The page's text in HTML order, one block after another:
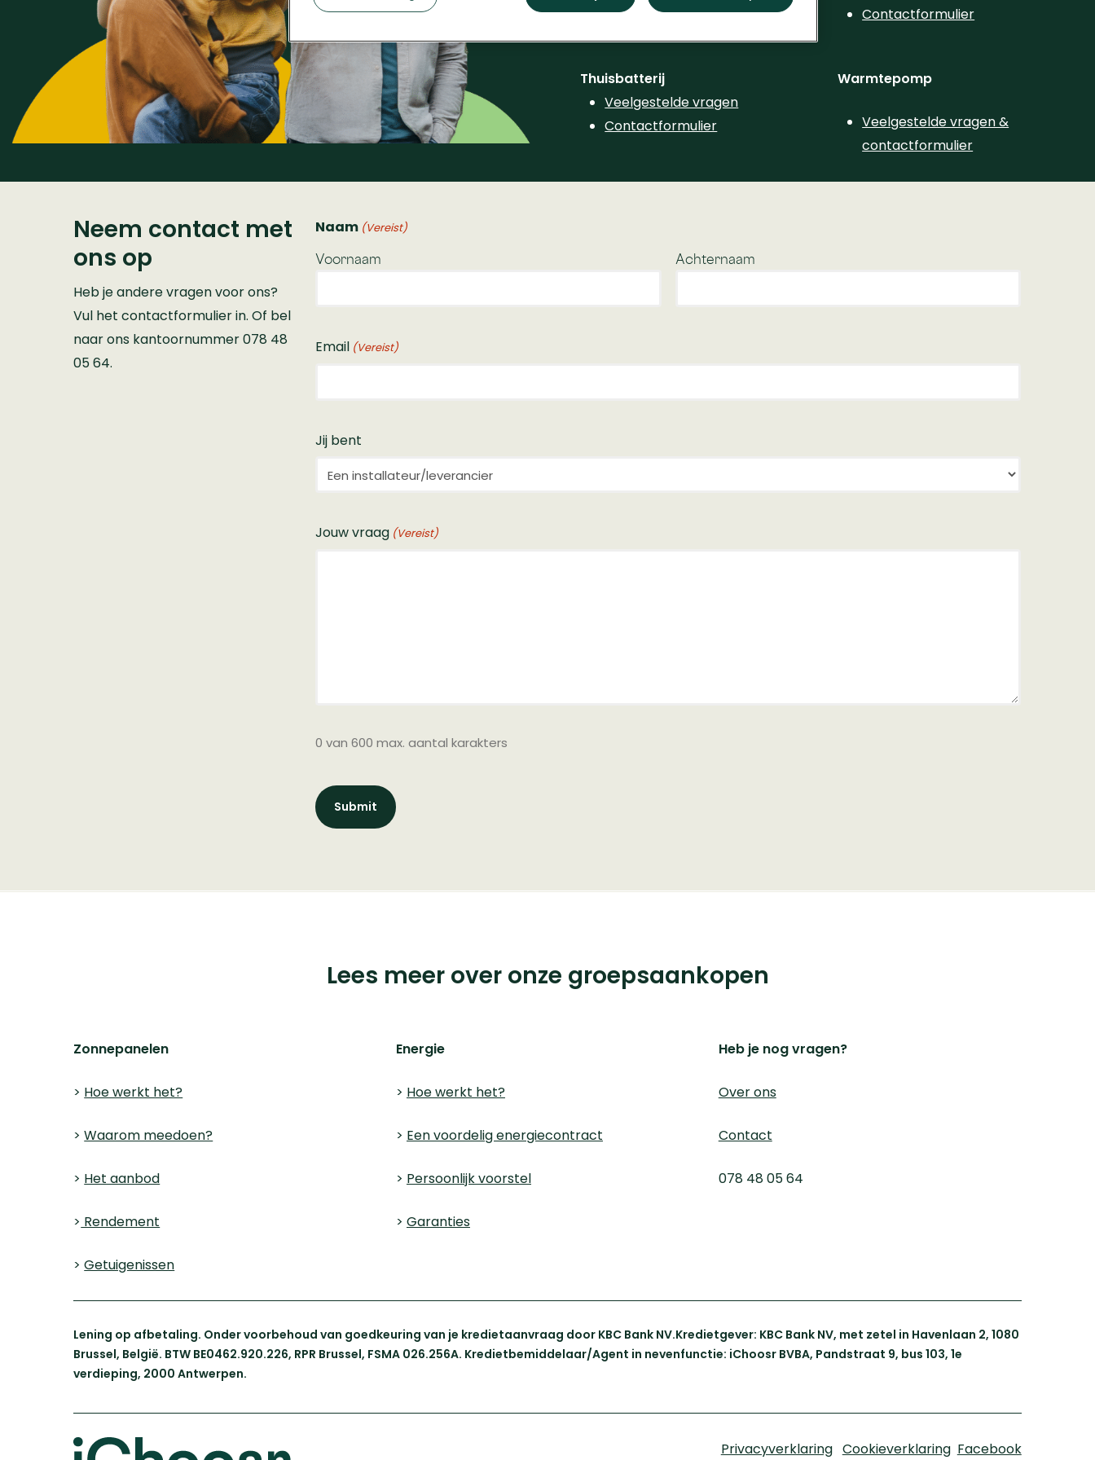
Contactformulier
Contactformulier
Thuisbatterij
Veelgestelde vragen
Contactformulier
Warmtepomp
Veelgestelde vragen &
contactformulier
Neem contact met
ons op
Heb je andere vragen voor ons?
Vul het contactformulier in. Of bel
naar ons kantoornummer 078 48
05 64.
Naam (Vereist)
Voornaam Achternaam
Email (Vereist)
Jij bent
Jouw vraag (Vereist)
0 van 600 max. aantal karakters
Lees meer over onze groepsaankopen
Zonnepanelen
> Hoe werkt het?
>Waarom meedoen?
> Het aanbod
> Rendement
>Getuigenissen
Energie
> Hoe werkt het?
> Een voordelig energiecontract
> Persoonlijk voorstel
> Garanties
Heb je nog vragen?
Over ons
Contact
078 48 05 64
Lening op afbetaling. Onder voorbehoud van goedkeuring van je kredietaanvraag door KBC Bank NV.Kredietgever: KBC Bank NV, met zetel in Havenlaan 2, 1080
Brussel, België. BTW BE0462.920.226, RPR Brussel, FSMA 026.256A. Kredietbemiddelaar/Agent in nevenfunctie: iChoosr BVBA, Pandstraat 9, bus 103, 1e
verdieping, 2000 Antwerpen.
Privacyverklaring Cookieverklaring Facebook